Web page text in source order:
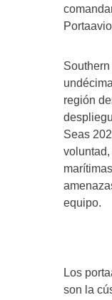
región
Seas
equipo.
Los
son la